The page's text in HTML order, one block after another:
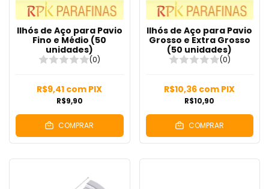
Ilhós de Aço para Pavio
Fino e Médio (50
unidades)
(0)
R$9,90
R$9,41 com PIX
COMPRAR
Ilhós de Aço para Pavio
Grosso e Extra Grosso
(50 unidades)
(0)
R$10,90
R$10,36 com PIX
COMPRAR